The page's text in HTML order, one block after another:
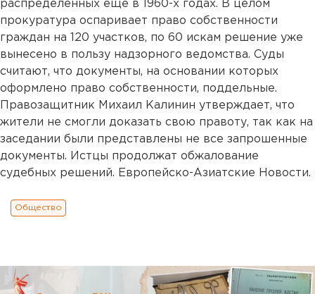
распределенных еще в 1960-х годах. В целом
прокуратура оспаривает право собственности
граждан на 120 участков, по 60 искам решение уже
вынесено в пользу надзорного ведомства. Суды
считают, что документы, на основании которых
оформлено право собственности, поддельные.
Правозащитник Михаил Калинин утверждает, что
жители не смогли доказать свою правоту, так как на
заседании были представлены не все запрошенные
документы. Истцы продолжат обжалование
судебных решений. Европейско-Азиатские Новости.
Общество